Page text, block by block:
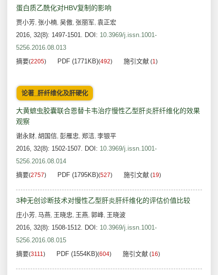
蛋白质乙酰化对HBV复制的影响
贾小芳, 张小楠, 吴傲, 张丽军, 袁正宏
2016, 32(8): 1497-1501. DOI: 10.3969/j.issn.1001-
5256.2016.08.013
摘要(2205) PDF (1771KB)(492) 施引文献 (1)
论著_肝纤维化及肝硬化
大黄蟅虫胶囊联合恩替卡韦治疗慢性乙型肝炎肝纤维化的效果
观察
谢永财, 胡国信, 彭雁忠, 郑洁, 李银平
2016, 32(8): 1502-1507. DOI: 10.3969/j.issn.1001-
5256.2016.08.014
摘要(2757) PDF (1795KB)(527) 施引文献 (19)
3种无创诊断技术对慢性乙型肝炎肝纤维化的评估价值比较
庄小芳, 马燕, 王晓忠, 王燕, 郭峰, 王晓波
2016, 32(8): 1508-1512. DOI: 10.3969/j.issn.1001-
5256.2016.08.015
摘要(3111) PDF (1554KB)(604) 施引文献 (16)